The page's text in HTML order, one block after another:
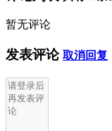
暂无评论
发表评论 取消回复